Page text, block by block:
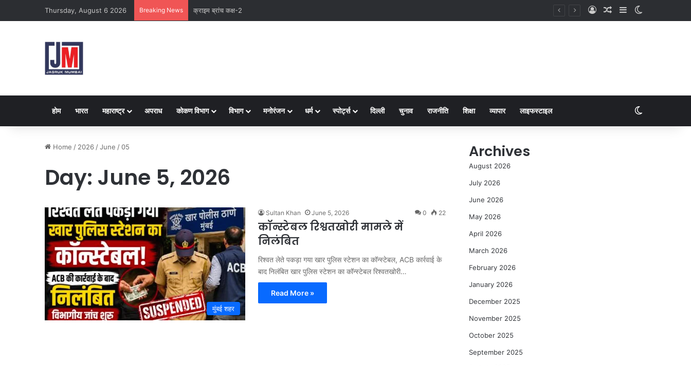
Thursday, August 6 2026 Breaking News क्राइम ब्रांच कक्ष-2
होम भारत महाराष्ट्र अपराध कोकण विभाग विभाग मनोरंजन धर्म स्पोर्ट्स दिल्ली चुनाव राजनीति शिक्षा व्यापार लाइफस्टाइल
Home / 2026 /June /05
Day: June 5, 2026
मुंबई शहर
Sultan Khan June 5, 2026 0 22
कॉन्स्टेबल रिश्वतखोरी मामले में
निलंबित
रिश्वत लेते पकड़ा गया खार पुलिस स्टेशन का कॉन्स्टेबल, ACB कार्रवाई के
बाद निलंबित खार पुलिस स्टेशन का कॉन्स्टेबल रिश्वतखोरी…
Read More »
Archives
August 2026
July 2026
June 2026
May 2026
April 2026
March 2026
February 2026
January 2026
December 2025
November 2025
October 2025
September 2025